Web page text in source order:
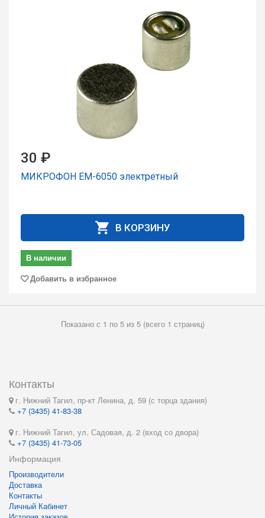
30 ₽
МИКРОФОН EM-6050 электретный
В КОРЗИНУ
В наличии
Добавить в избранное
Показано с 1 по 5 из 5 (всего 1 страниц)
Контакты
г. Нижний Тагил, пр-кт Ленина, д. 59 (с торца здания)
+7 (3435) 41-83-38
г. Нижний Тагил, ул. Садовая, д. 2 (вход со двора)
+7 (3435) 41-73-05
Информация
Производители
Доставка
Контакты
Личный Кабинет